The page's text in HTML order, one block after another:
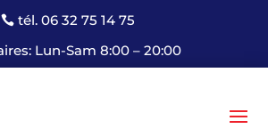
tél. 06 32 75 14 75
Lun-Sam 8:00 – 20:00